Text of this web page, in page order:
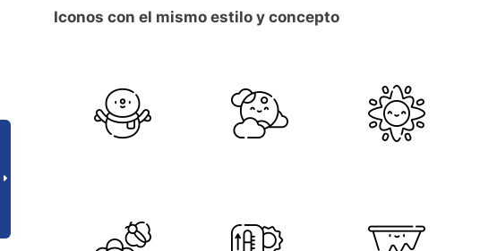
Iconos con el mismo estilo y concepto